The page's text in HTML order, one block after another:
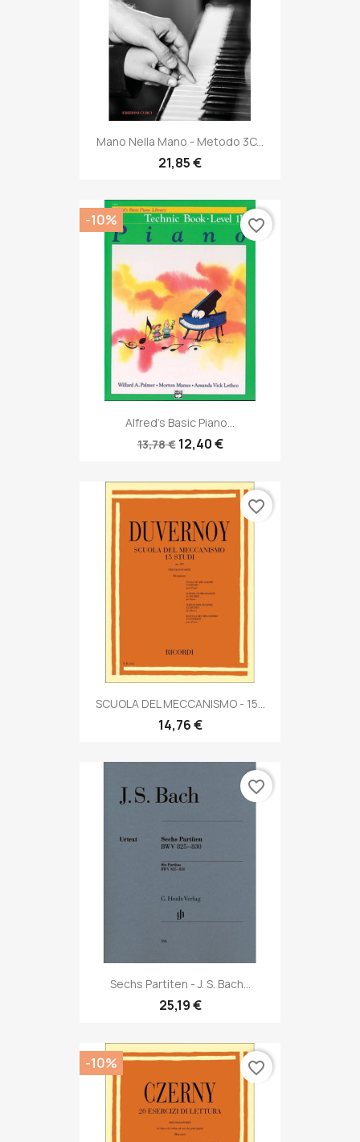
Mano Nella Mano - Metodo 3C...
21,85 €
Alfred's Basic Piano...
13,78 € 12,40 €
-10% favorite_border
SCUOLA DEL MECCANISMO - 15...
14,76 €
favorite_border
Sechs Partiten - J. S. Bach...
25,19 €
favorite_border
-10% favorite_border